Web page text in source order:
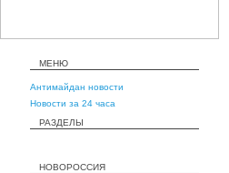
МЕНЮ
Антимайдан новости
Новости за 24 часа
РАЗДЕЛЫ
НОВОРОССИЯ